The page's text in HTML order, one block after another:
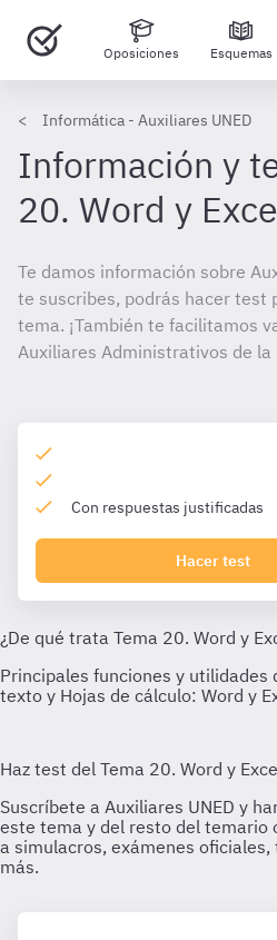
Oposiciones Esquemas
Informática - Auxiliares UNED
Información y
20. Word y
Te damos información sobre
te suscribes, podrás hacer test
tema. ¡También te facilitamos
Auxiliares Administrativos de la
Con respuestas justificadas
Hacer test